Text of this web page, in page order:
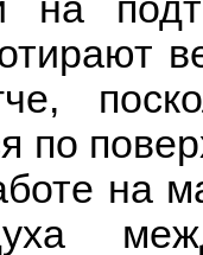
на
по
на